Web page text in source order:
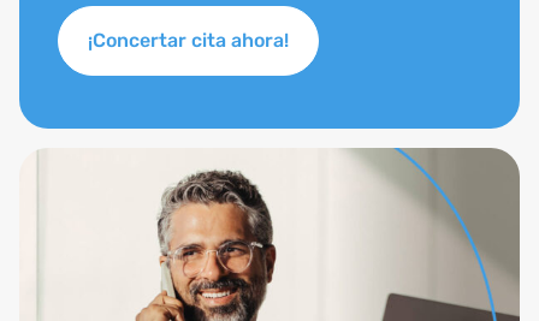
¡Concertar cita ahora!